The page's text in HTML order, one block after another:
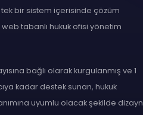
bir sistem içerisinde çözüm
tabanlı hukuk ofisi yönetim
bağlı olarak kurgulanmış ve 1
kadar destek sunan, hukuk
uyumlu olacak şekilde dizayn